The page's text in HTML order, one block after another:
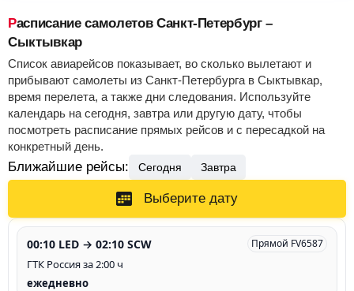
Расписание самолетов Санкт-Петербург –
Сыктывкар
Список авиарейсов показывает, во сколько вылетают и
прибывают самолеты из Санкт-Петербурга в Сыктывкар,
время перелета, а также дни следования. Используйте
календарь на сегодня, завтра или другую дату, чтобы
посмотреть расписание прямых рейсов и с пересадкой на
конкретный день.
Ближайшие рейсы: Сегодня Завтра
Выберите дату
00:10 LED → 02:10 SCW Прямой FV6587
ГТК Россия за 2:00 ч
ежедневно